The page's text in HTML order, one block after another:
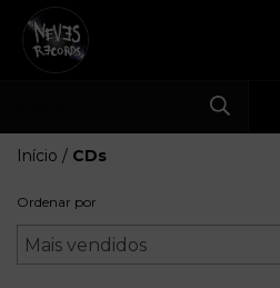
Início / CDs
Ordenar por